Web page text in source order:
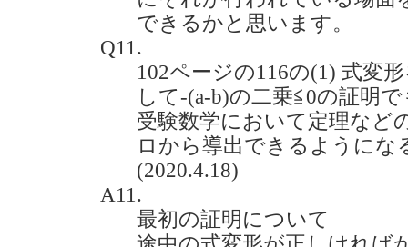
できるかと思います。
Q11.
102ページの116の(1) 式変
して-(a-b)の二乗≦0の証明
受験数学において定理など
ロから導出できるようにな
(2020.4.18)
A11.
最初の証明について